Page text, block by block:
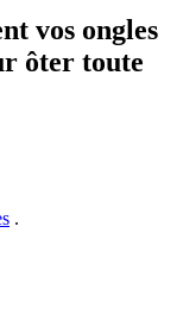
vos ongles
ôter toute
.